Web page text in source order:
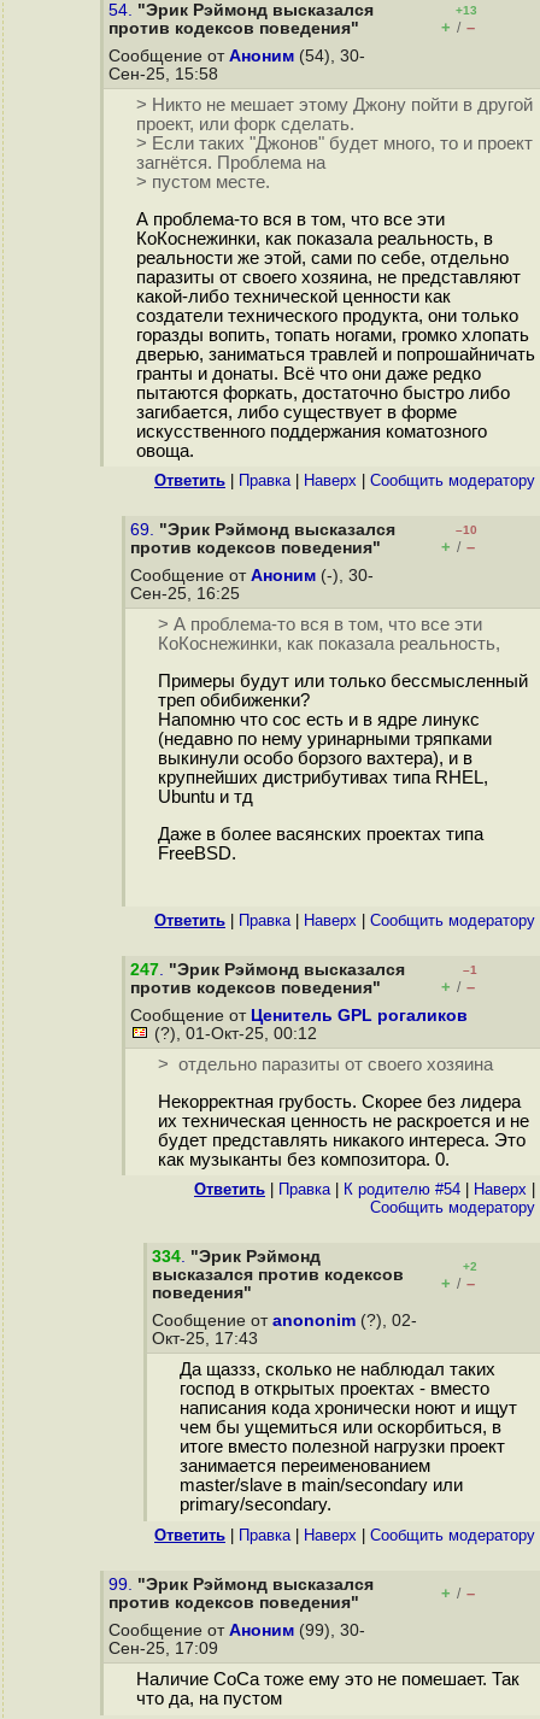
54. "Эрик Рэймонд высказался
против кодексов поведения"
+13
+ / –
Сообщение от Аноним (54), 30-
Сен-25, 15:58
> Никто не мешает этому Джону пойти в другой
проект, или форк сделать.
> Если таких "Джонов" будет много, то и проект
загнётся. Проблема на
> пустом месте.
А проблема-то вся в том, что все эти
КоКоснежинки, как показала реальность, в
реальности же этой, сами по себе, отдельно
паразиты от своего хозяина, не представляют
какой-либо технической ценности как
создатели технического продукта, они только
горазды вопить, топать ногами, громко хлопать
дверью, заниматься травлей и попрошайничать
гранты и донаты. Всё что они даже редко
пытаются форкать, достаточно быстро либо
загибается, либо существует в форме
искусственного поддержания коматозного
овоща.
Ответить Правка| Наверх Cообщить модератору
69. "Эрик Рэймонд высказался
против кодексов поведения"
–10
+ / –
Сообщение от Аноним (-), 30-
Сен-25, 16:25
> А проблема-то вся в том, что все эти
КоКоснежинки, как показала реальность,
Примеры будут или только бессмысленный
треп обибиженки?
Напомню что coc есть и в ядре линукc
(недавно по нему уринарными тряпками
выкинули особо борзого вахтера), и в
крупнейших дистрибутивах типа RHEL,
Ubuntu и тд
Даже в более васянских проектах типа
FreeBSD.
Ответить Правка| Наверх Cообщить модератору
247. "Эрик Рэймонд высказался
против кодексов поведения"
–1
+ / –
Сообщение от Ценитель GPL рогаликов
(?), 01-Окт-25, 00:12
> отдельно паразиты от своего хозяина
Некорректная грубость. Скорее без лидера
их техническая ценность не раскроется и не
будет представлять никакого интереса. Это
как музыканты без композитора. 0.
Ответить Правка| К родителю #54 Наверх
Cообщить модератору
334. "Эрик Рэймонд
высказался против кодексов
поведения"
+2
+ / –
Сообщение от anononim (?), 02-
Окт-25, 17:43
Да щаззз, сколько не наблюдал таких
господ в открытых проектах - вместо
написания кода хронически ноют и ищут
чем бы ущемиться или оскорбиться, в
итоге вместо полезной нагрузки проект
занимается переименованием
master/slave в main/secondary или
primary/secondary.
Ответить Правка| Наверх Cообщить модератору
99. "Эрик Рэймонд высказался
против кодексов поведения"
+ / –
Сообщение от Аноним (99), 30-
Сен-25, 17:09
Наличие CoCa тоже ему это не помешает. Так
что да, на пустом